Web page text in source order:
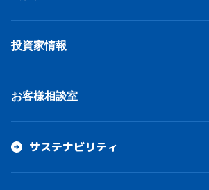
投資家情報
お客様相談室
サステナビリティ